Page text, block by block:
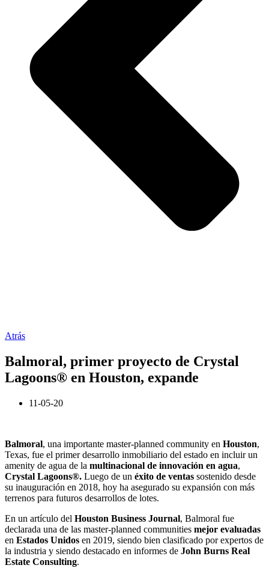
Atrás
Balmoral, primer proyecto de Crystal
Lagoons® en Houston, expande
11-05-20
Balmoral, una importante master-planned community en Houston,
Texas, fue el primer desarrollo inmobiliario del estado en incluir un
amenity de agua de la multinacional de innovación en agua,
Crystal Lagoons®. Luego de un éxito de ventas sostenido desde
su inauguración en 2018, hoy ha asegurado su expansión con más
terrenos para futuros desarrollos de lotes.
En un artículo del Houston Business Journal, Balmoral fue
declarada una de las master-planned communities mejor evaluadas
en Estados Unidos en 2019, siendo bien clasificado por expertos de
la industria y siendo destacado en informes de John Burns Real
Estate Consulting.